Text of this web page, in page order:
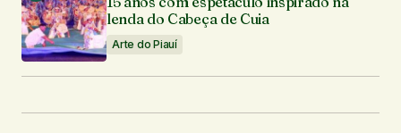
lenda do Cabeça de Cuia
Arte do Piauí